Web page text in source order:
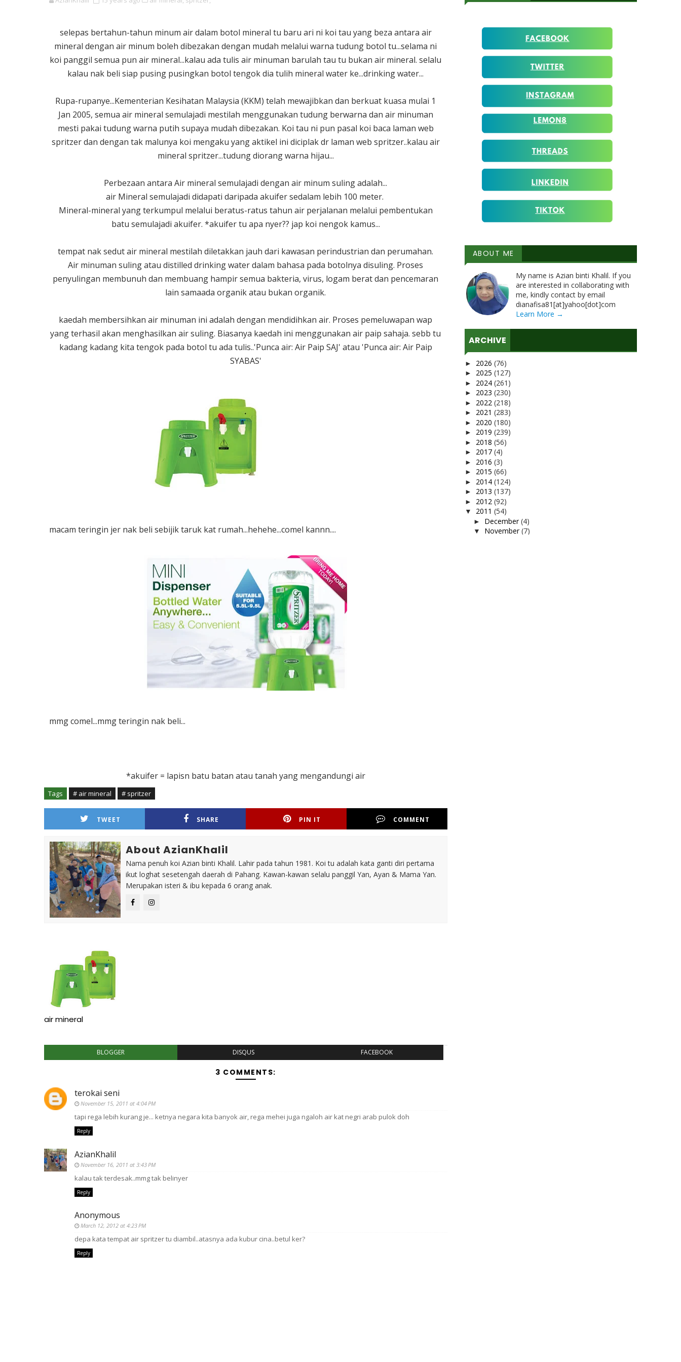
selepas bertahun-tahun minum air dalam botol mineral tu baru ari ni koi tau yang beza antara air
mineral dengan air minum boleh dibezakan dengan mudah melalui warna tudung botol tu...selama ni
koi panggil semua pun air mineral...kalau ada tulis air minuman barulah tau tu bukan air mineral. selalu
kalau nak beli siap pusing pusingkan botol tengok dia tulih mineral water ke...drinking water...
Rupa-rupanye...Kementerian Kesihatan Malaysia (KKM) telah mewajibkan dan berkuat kuasa mulai 1
Jan 2005, semua air mineral semulajadi mestilah menggunakan tudung berwarna dan air minuman
mesti pakai tudung warna putih supaya mudah dibezakan. Koi tau ni pun pasal koi baca laman web
spritzer dan dengan tak malunya koi mengaku yang aktikel ini diciplak dr laman web spritzer..kalau air
mineral spritzer...tudung diorang warna hijau...
Perbezaan antara Air mineral semulajadi dengan air minum suling adalah...
air Mineral semulajadi didapati daripada akuifer sedalam lebih 100 meter.
Mineral-mineral yang terkumpul melalui beratus-ratus tahun air perjalanan melalui pembentukan
batu semulajadi akuifer. *akuifer tu apa nyer?? jap koi nengok kamus...
tempat nak sedut air mineral mestilah diletakkan jauh dari kawasan perindustrian dan perumahan.
Air minuman suling atau distilled drinking water dalam bahasa pada botolnya disuling. Proses
penyulingan membunuh dan membuang hampir semua bakteria, virus, logam berat dan pencemaran
lain samaada organik atau bukan organik.
kaedah membersihkan air minuman ini adalah dengan mendidihkan air. Proses pemeluwapan wap
yang terhasil akan menghasilkan air suling. Biasanya kaedah ini menggunakan air paip sahaja. sebb tu
kadang kadang kita tengok pada botol tu ada tulis..'Punca air: Air Paip SAJ' atau 'Punca air: Air Paip
SYABAS'
macam teringin jer nak beli sebijik taruk kat rumah...hehehe...comel kannn....
mmg comel...mmg teringin nak beli...
*akuifer = lapisn batu batan atau tanah yang mengandungi air
Tags # air mineral # spritzer
TWEET SHARE PIN IT COMMENT
About AzianKhalil
Nama penuh koi Azian binti Khalil. Lahir pada tahun 1981. Koi tu adalah kata ganti diri pertama
ikut loghat sesetengah daerah di Pahang. Kawan-kawan selalu panggil Yan, Ayan & Mama Yan.
Merupakan isteri & ibu kepada 6 orang anak.
air mineral
BLOGGER DISQUS FACEBOOK
3 COMMENTS:
terokai seni
November 15, 2011 at 4:04 PM
tapi rega lebih kurang je... ketnya negara kita banyok air, rega mehei juga ngaloh air kat negri arab pulok doh
Reply
AzianKhalil
November 16, 2011 at 3:43 PM
kalau tak terdesak..mmg tak belinyer
Reply
Anonymous
March 12, 2012 at 4:23 PM
depa kata tempat air spritzer tu diambil..atasnya ada kubur cina..betul ker?
Reply
ABOUT ME
My name is Azian binti Khalil. If you
are interested in collaborating with
me, kindly contact by email
dianafisa81[at]yahoo[dot]com
Learn More →
ARCHIVE
► 2026 (76)
► 2025 (127)
► 2024 (261)
► 2023 (230)
► 2022 (218)
► 2021 (283)
► 2020 (180)
► 2019 (239)
► 2018 (56)
► 2017 (4)
► 2016 (3)
► 2015 (66)
► 2014 (124)
► 2013 (137)
► 2012 (92)
▼ 2011 (54)
► December(4)
▼ November(7)